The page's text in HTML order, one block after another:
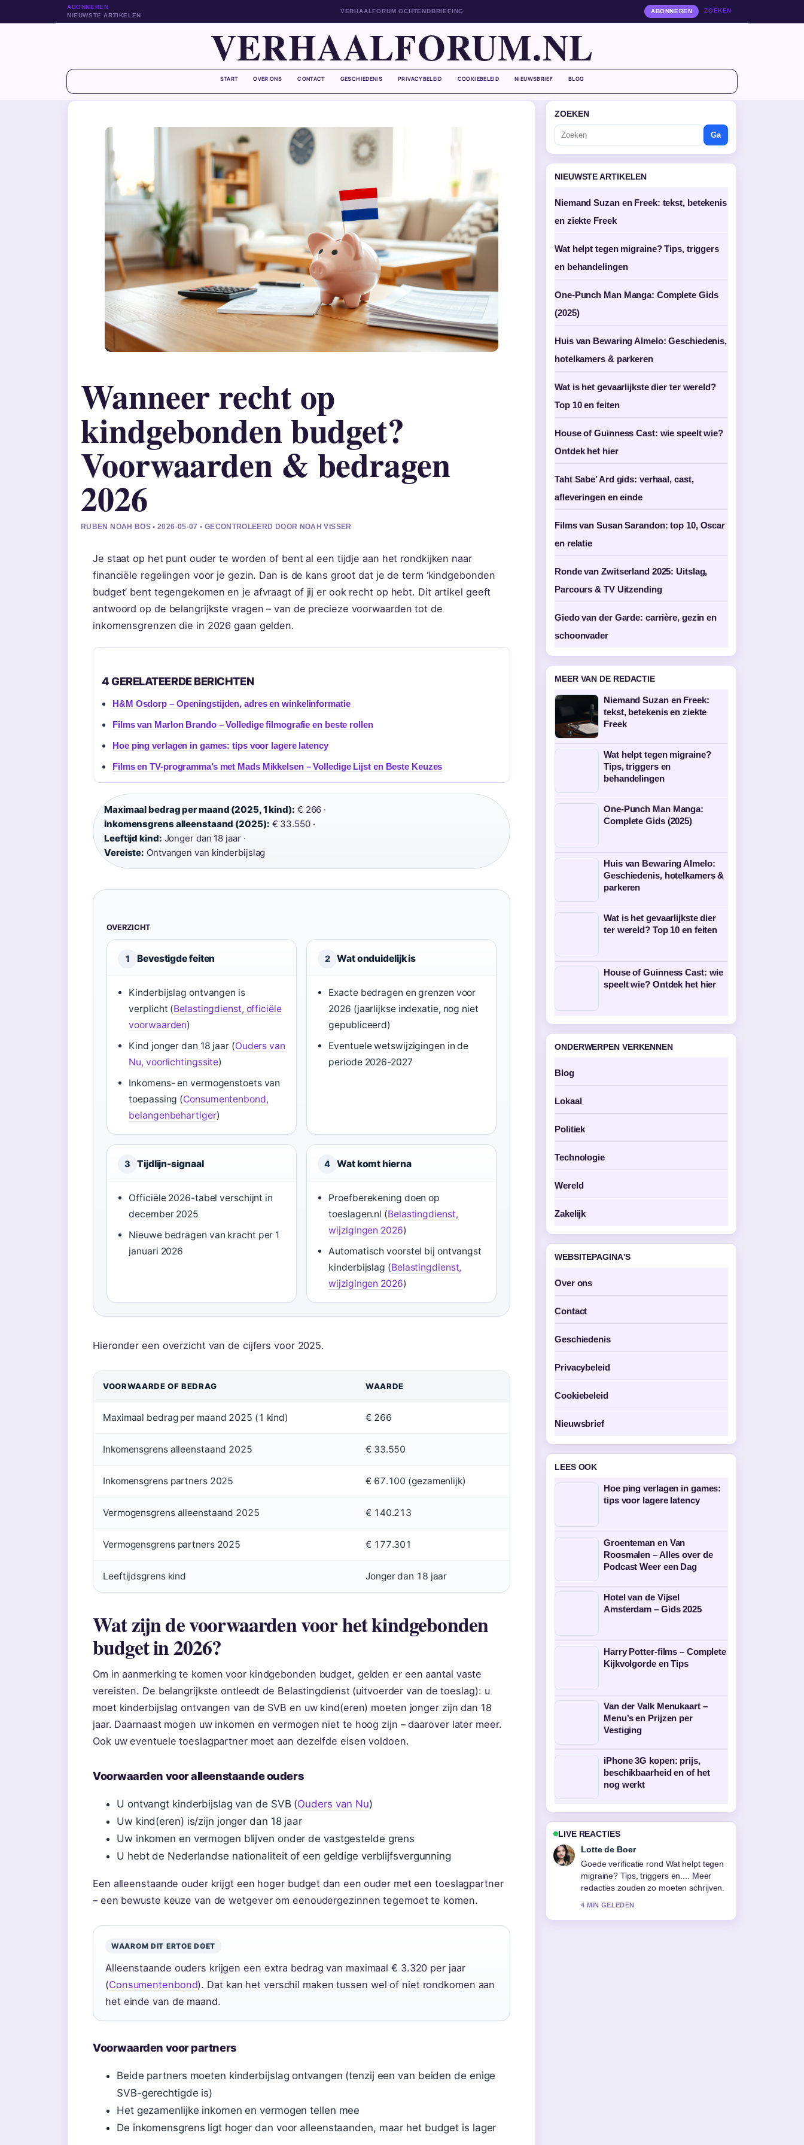
ABONNEREN
NIEUWSTE ARTIKELEN
VERHAALFORUM OCHTENDBRIEFING ABONNEREN ZOEKEN
VERHAALFORUM.NL
START OVER ONS CONTACT GESCHIEDENIS PRIVACYBELEID COOKIEBELEID NIEUWSBRIEF BLOG
Wanneer recht op
kindgebonden budget?
Voorwaarden & bedragen
2026
RUBEN NOAH BOS • 2026-05-07 • GECONTROLEERD DOOR NOAH VISSER
Je staat op het punt ouder te worden of bent al een tijdje aan het rondkijken naar
financiële regelingen voor je gezin. Dan is de kans groot dat je de term ‘kindgebonden
budget’ bent tegengekomen en je afvraagt of jij er ook recht op hebt. Dit artikel geeft
antwoord op de belangrijkste vragen – van de precieze voorwaarden tot de
inkomensgrenzen die in 2026 gaan gelden.
4 GERELATEERDE BERICHTEN
H&M Osdorp – Openingstijden, adres en winkelinformatie
Films van Marlon Brando – Volledige filmografie en beste rollen
Hoe ping verlagen in games: tips voor lagere latency
Films en TV-programma’s met Mads Mikkelsen – Volledige Lijst en Beste Keuzes
Maximaal bedrag per maand (2025, 1 kind): € 266 ·
Inkomensgrens alleenstaand (2025): € 33.550 ·
Leeftijd kind: Jonger dan 18 jaar ·
Vereiste: Ontvangen van kinderbijslag
OVERZICHT
1 Bevestigde feiten
Kinderbijslag ontvangen is
verplicht (Belastingdienst, officiële
voorwaarden)
Kind jonger dan 18 jaar (Ouders van
Nu, voorlichtingssite)
Inkomens- en vermogenstoets van
toepassing (Consumentenbond,
belangenbehartiger)
2 Wat onduidelijk is
Exacte bedragen en grenzen voor
2026 (jaarlijkse indexatie, nog niet
gepubliceerd)
Eventuele wetswijzigingen in de
periode 2026-2027
3 Tijdlijn-signaal
Officiële 2026-tabel verschijnt in
december 2025
Nieuwe bedragen van kracht per 1
januari 2026
4 Wat komt hierna
Proefberekening doen op
toeslagen.nl (Belastingdienst,
wijzigingen 2026)
Automatisch voorstel bij ontvangst
kinderbijslag (Belastingdienst,
wijzigingen 2026)
Hieronder een overzicht van de cijfers voor 2025.
VOORWAARDE OF BEDRAG WAARDE
Maximaal bedrag per maand 2025 (1 kind) € 266
Inkomensgrens alleenstaand 2025 € 33.550
Inkomensgrens partners 2025 € 67.100 (gezamenlijk)
Vermogensgrens alleenstaand 2025 € 140.213
Vermogensgrens partners 2025 € 177.301
Leeftijdsgrens kind Jonger dan 18 jaar
Wat zijn de voorwaarden voor het kindgebonden
budget in 2026?
Om in aanmerking te komen voor kindgebonden budget, gelden er een aantal vaste
vereisten. De belangrijkste ontleedt de Belastingdienst (uitvoerder van de toeslag): u
moet kinderbijslag ontvangen van de SVB en uw kind(eren) moeten jonger zijn dan 18
jaar. Daarnaast mogen uw inkomen en vermogen niet te hoog zijn – daarover later meer.
Ook uw eventuele toeslagpartner moet aan dezelfde eisen voldoen.
Voorwaarden voor alleenstaande ouders
U ontvangt kinderbijslag van de SVB (Ouders van Nu)
Uw kind(eren) is/zijn jonger dan 18 jaar
Uw inkomen en vermogen blijven onder de vastgestelde grens
U hebt de Nederlandse nationaliteit of een geldige verblijfsvergunning
Een alleenstaande ouder krijgt een hoger budget dan een ouder met een toeslagpartner
– een bewuste keuze van de wetgever om eenoudergezinnen tegemoet te komen.
WAAROM DIT ERTOE DOET
Alleenstaande ouders krijgen een extra bedrag van maximaal € 3.320 per jaar
(Consumentenbond). Dat kan het verschil maken tussen wel of niet rondkomen aan
het einde van de maand.
Voorwaarden voor partners
Beide partners moeten kinderbijslag ontvangen (tenzij een van beiden de enige
SVB-gerechtigde is)
Het gezamenlijke inkomen en vermogen tellen mee
De inkomensgrens ligt hoger dan voor alleenstaanden, maar het budget is lager
ZOEKEN
Ga
NIEUWSTE ARTIKELEN
Niemand Suzan en Freek: tekst, betekenis
en ziekte Freek
Wat helpt tegen migraine? Tips, triggers
en behandelingen
One-Punch Man Manga: Complete Gids
(2025)
Huis van Bewaring Almelo: Geschiedenis,
hotelkamers & parkeren
Wat is het gevaarlijkste dier ter wereld?
Top 10 en feiten
House of Guinness Cast: wie speelt wie?
Ontdek het hier
Taht Sabe’ Ard gids: verhaal, cast,
afleveringen en einde
Films van Susan Sarandon: top 10, Oscar
en relatie
Ronde van Zwitserland 2025: Uitslag,
Parcours & TV Uitzending
Giedo van der Garde: carrière, gezin en
schoonvader
MEER VAN DE REDACTIE
Niemand Suzan en Freek:
tekst, betekenis en ziekte
Freek
Wat helpt tegen migraine?
Tips, triggers en
behandelingen
One-Punch Man Manga:
Complete Gids (2025)
Huis van Bewaring Almelo:
Geschiedenis, hotelkamers &
parkeren
Wat is het gevaarlijkste dier
ter wereld? Top 10 en feiten
House of Guinness Cast: wie
speelt wie? Ontdek het hier
ONDERWERPEN VERKENNEN
Blog
Lokaal
Politiek
Technologie
Wereld
Zakelijk
WEBSITEPAGINA'S
Over ons
Contact
Geschiedenis
Privacybeleid
Cookiebeleid
Nieuwsbrief
LEES OOK
Hoe ping verlagen in games:
tips voor lagere latency
Groenteman en Van
Roosmalen – Alles over de
Podcast Weer een Dag
Hotel van de Vijsel
Amsterdam – Gids 2025
Harry Potter-films – Complete
Kijkvolgorde en Tips
Van der Valk Menukaart –
Menu’s en Prijzen per
Vestiging
iPhone 3G kopen: prijs,
beschikbaarheid en of het
nog werkt
LIVE REACTIES
Ruben Bos
Sterke duiding rond One-Punch Man
Manga: Complete Gids (2025). Dit is de
duidelijkste samenvatting die ik